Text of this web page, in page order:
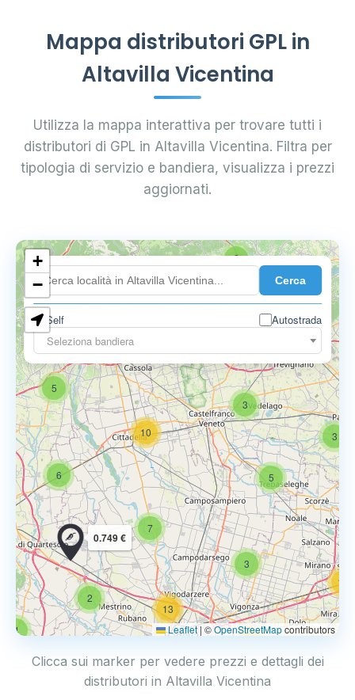
Mappa distributori GPL in
Altavilla Vicentina
Utilizza la mappa interattiva per trovare tutti i
distributori di GPL in Altavilla Vicentina. Filtra per
tipologia di servizio e bandiera, visualizza i prezzi
aggiornati.
Cerca
Self
Autostrada
Seleziona bandiera
3
14
3
2
5
6
4
2
5
3
6
10
7
13
0.749 €
+
−
Leaflet | ©OpenStreetMapcontributors
Clicca sui marker per vedere prezzi e dettagli dei
distributori in Altavilla Vicentina